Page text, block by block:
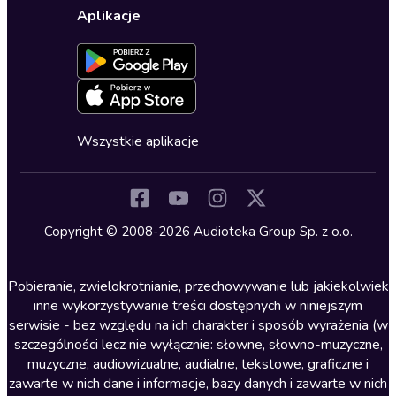
Dla młodzieży
Kryminały
Lektury szkolne
Literatura anglojęzyczna
Literatura faktu
Literatura obyczajowa
Literatura piękna obca
Ustawienia prywatności
Formularz zgłaszania nielegalnych treści
Deklaracja dostępności
Karty upominkowe
Oferta dla firm i bibliotek
Dołącz do newslettera
Blog
Zapowiedzi
Cykle audiobooków
Aplikacje
Wszystkie aplikacje
Copyright © 2008-2026 Audioteka Group Sp. z o.o.
Pobieranie, zwielokrotnianie, przechowywanie lub jakiekolwiek
inne wykorzystywanie treści dostępnych w niniejszym
serwisie - bez względu na ich charakter i sposób wyrażenia (w
szczególności lecz nie wyłącznie: słowne, słowno-muzyczne,
muzyczne, audiowizualne, audialne, tekstowe, graficzne i
zawarte w nich dane i informacje, bazy danych i zawarte w nich